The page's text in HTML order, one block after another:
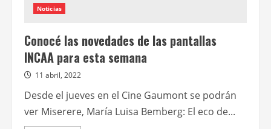
Noticias
Conocé las novedades de las pantallas
INCAA para esta semana
11 abril, 2022
Desde el jueves en el Cine Gaumont se podrán
ver Miserere, María Luisa Bemberg: El eco de...